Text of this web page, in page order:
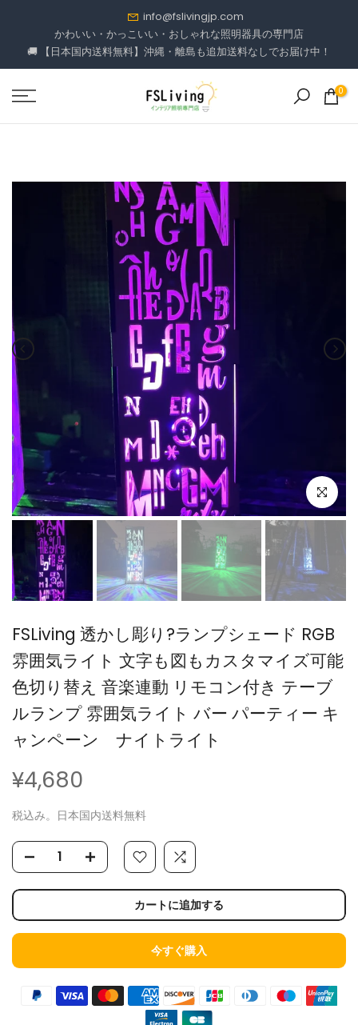
ン
ツ
進
info@fslivingjp.com
かわいい・かっこいい・おしゃれな照明器具の専門店
🚚 【日本国内送料無料】沖縄・離島も追加送料なしでお届け中！
0
FSLiving 透かし彫り?ランプシェード RGB
雰囲気ライト 文字も図もカスタマイズ可能
色切り替え 音楽連動 リモコン付き テーブ
ルランプ 雰囲気ライト バー パーティー キ
ャンペーン ナイトライト
¥4,680
税込み。日本国内送料無料
カートに追加する
今すぐ購入